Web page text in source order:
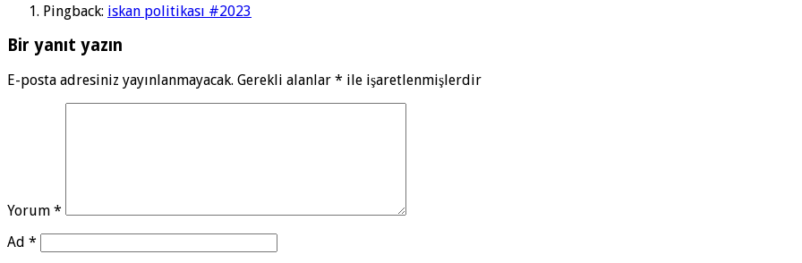
Pingback: iskan politikası #2023
Bir yanıt yazın
E-posta adresiniz yayınlanmayacak. Gerekli alanlar * ile işaretlenmişlerdir
Yorum *
Ad *